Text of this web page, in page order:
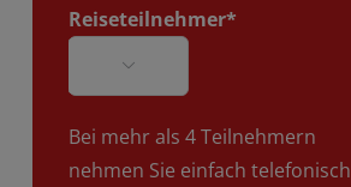
Reiseteilnehmer*

Bei mehr als 4 Teilnehmern
nehmen Sie einfach telefonisch